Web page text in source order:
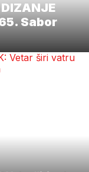
DIZANJE
Sabor